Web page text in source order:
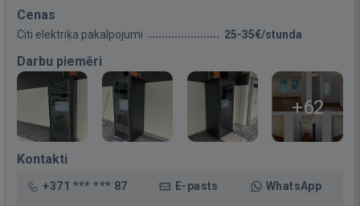
Cenas
Citi elektriķa pakalpojumi 25-35€/stunda
Darbu piemēri
+62
Kontakti
+371 *** *** 87 E-pasts WhatsApp